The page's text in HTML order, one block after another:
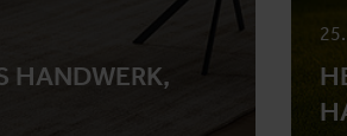
HANDWERK,